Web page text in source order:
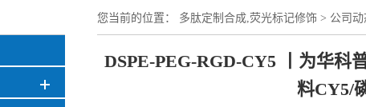
您当前的位置： 多肽定制合成,荧光标记修饰 > 公司动
菁染料CY5/磷脂-PEG-RGD肽-花菁染料CY5
DSPE-PEG-RGD-CY5 丨为华科
料CY5/